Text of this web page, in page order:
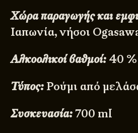
Χώρα παραγωγής και
Ιαπωνία, νήσοι
Αλκοολικοί βαθμοί: 40 %
Τύπος: Ρούμι από
Συσκευασία:700 ml